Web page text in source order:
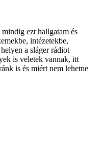
ezt hallgatam és
intézetekbe,
a sláger rádiot
is veletek vannak, itt
is és miért nem lehetne